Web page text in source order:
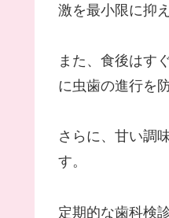
激を最小限に抑
また、食後はす
に虫歯の進行を
さらに、甘い調
す。
定期的な歯科検